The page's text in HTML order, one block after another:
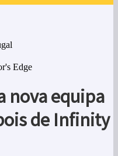
Edge
nova equipa
de Infinity